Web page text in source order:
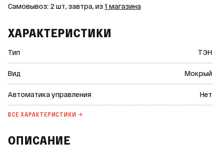
Самовывоз: 2 шт, завтра, из 1 магазина
ХАРАКТЕРИСТИКИ
Тип ТЭН
Вид Мокрый
Автоматика управления Нет
ВСЕ ХАРАКТЕРИСТИКИ →
ОПИСАНИЕ